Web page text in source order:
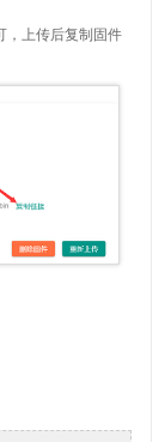
，上传后复制固件